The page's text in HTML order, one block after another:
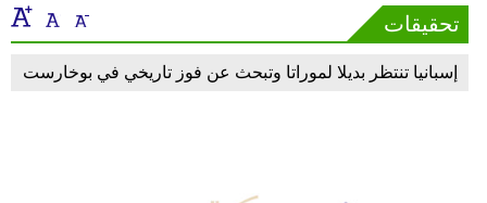
إقتصاد
فن
تحقيقات
إسبانيا تنتظر بديلا لموراتا وتبحث عن فوز تاريخي في بوخارست